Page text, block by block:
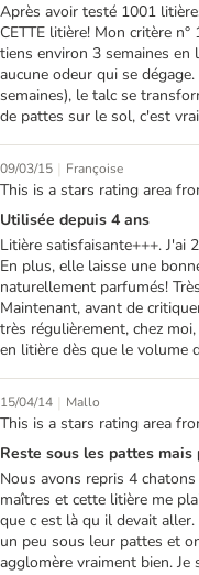
Après avoir testé 1001
CETTE litière! Mon critère
tiens environ 3 semaines
aucune odeur qui se
semaines), le talc se
de pattes sur le sol, c'est
09/03/15 | Françoise
This is a stars rating area
Utilisée depuis 4 ans
Litière satisfaisante+++. J'ai
En plus, elle laisse une
naturellement parfumés!
Maintenant, avant de
très régulièrement, chez
en litière dès que le volume
15/04/14 | Mallo
This is a stars rating area
Reste sous les pattes mais
Nous avons repris 4
maîtres et cette litière me
que c est là qu il devait
un peu sous leur pattes et
agglomère vraiment bien.